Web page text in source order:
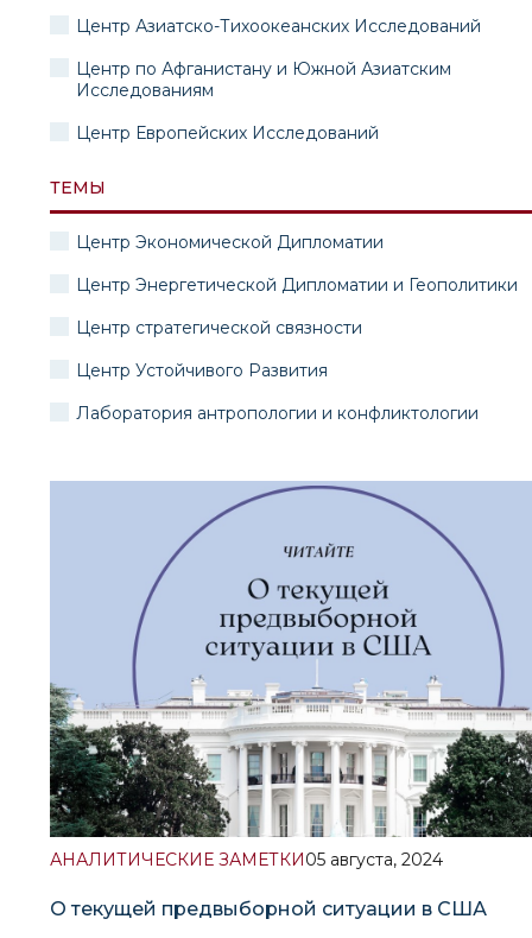
Центр Азиатско-Тихоокеанских Исследований
Центр по Афганистану и Южной Азиатским
Исследованиям
Центр Европейских Исследований
ТЕМЫ
Центр Экономической Дипломатии
Центр Энергетической Дипломатии и Геополитики
Центр стратегической связности
Центр Устойчивого Развития
Лаборатория антропологии и конфликтологии
АНАЛИТИЧЕСКИЕ ЗАМЕТКИ05 августа, 2024
О текущей предвыборной ситуации в США